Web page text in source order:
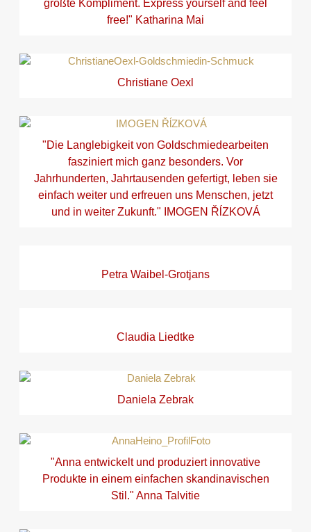
größte Kompliment. Express yourself and feel
free!" Katharina Mai
Christiane Oexl
"Die Langlebigkeit von Goldschmiedearbeiten
fasziniert mich ganz besonders. Vor
Jahrhunderten, Jahrtausenden gefertigt, leben sie
einfach weiter und erfreuen uns Menschen, jetzt
und in weiter Zukunft." IMOGEN ŘĺZKOVÁ
Petra Waibel-Grotjans
Claudia Liedtke
Daniela Zebrak
"Anna entwickelt und produziert innovative
Produkte in einem einfachen skandinavischen
Stil." Anna Talvitie